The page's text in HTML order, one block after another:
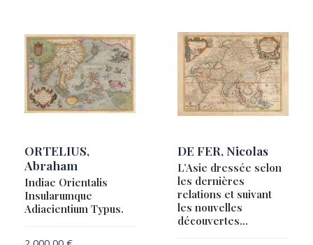
ORTELIUS,
Abraham
Indiae Orientalis
Insularumque
Adiacientium Typus.
DE FER, Nicolas
L’Asie dressée selon
les dernières
relations et suivant
les nouvelles
découvertes…